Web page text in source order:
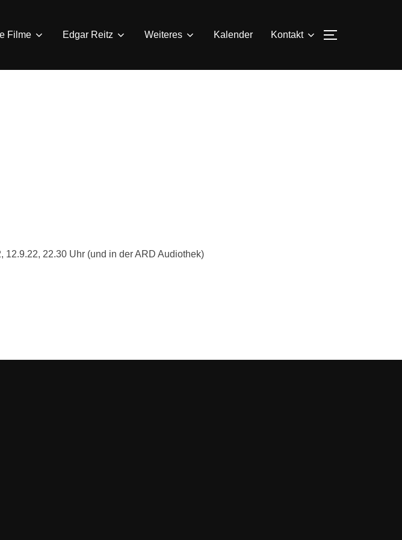
Filme Edgar Reitz Weiteres Kalender Kontakt
22.30 Uhr (und in der ARD Audiothek)